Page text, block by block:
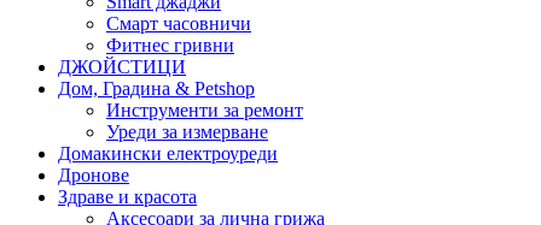
Смарт часовничи
Фитнес гривни
ДЖОЙСТИЦИ
Дом, Градина & Petshop
Инструменти за ремонт
Уреди за измерване
Домакински електроуреди
Дронове
Здраве и красота
Аксесоари за лична грижа